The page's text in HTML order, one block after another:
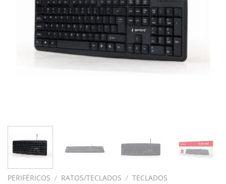
PERIFÉRICOS / RATOS/TECLADOS / TECLADOS